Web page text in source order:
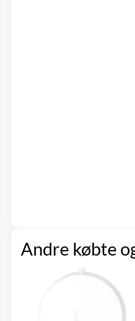
Andre købte